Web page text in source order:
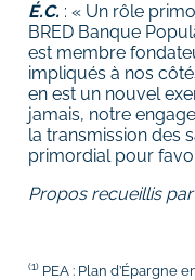
É.C. : « Un rôle
BRED Banque
est membre
impliqués à nos
en est un nouvel
jamais, notre
la transmission des
primordial pour
Propos recueillis
(1) PEA : Plan d’Épargne